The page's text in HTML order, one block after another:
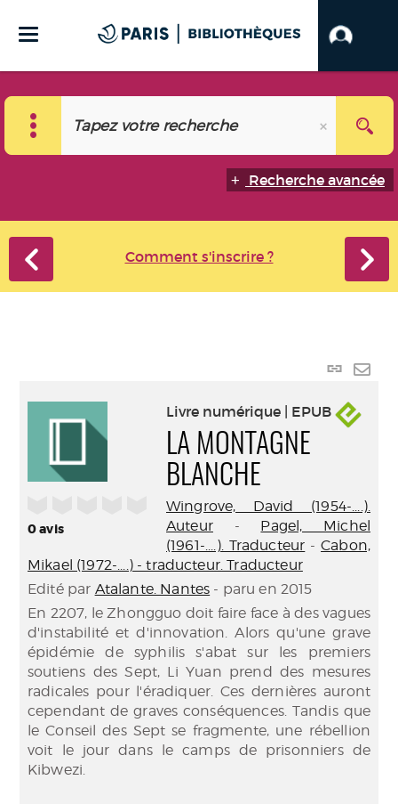
Recherche avancée
Comment s'inscrire ?
Lien
0avis
Livre numérique | EPUB
LA MONTAGNE
BLANCHE
Wingrove, David (1954-....).
Auteur- Pagel, Michel
(1961-....). Traducteur -Cabon,
Mikael (1972-....) - traducteur. Traducteur
Edité par Atalante. Nantes - paru en 2015
En 2207, le Zhongguo doit faire face à des vagues
d'instabilité et d'innovation. Alors qu'une grave
épidémie de syphilis s'abat sur les premiers
soutiens des Sept, Li Yuan prend des mesures
radicales pour l'éradiquer. Ces dernières auront
cependant de graves conséquences. Tandis que
le Conseil des Sept se fragmente, une rébellion
voit le jour dans le camps de prisonniers de
Kibwezi.